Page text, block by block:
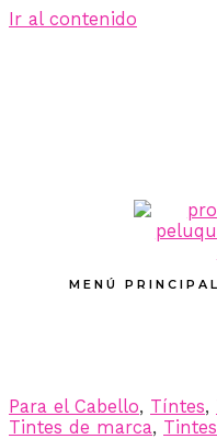
Ir al contenido
MENÚ PRINCIPAL
Para el Cabello, Tíntes,
Tintes de marca,